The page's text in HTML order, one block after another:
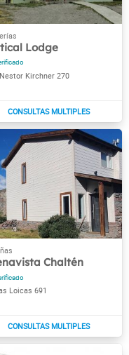
Lodge
Kirchner 270
Chaltén
Loicas 691